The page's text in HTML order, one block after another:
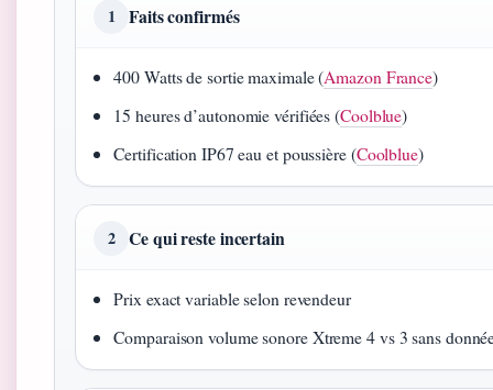
1 Faits confirmés
400 Watts de sortie maximale (Amazon France)
15 heures d’autonomie vérifiées (Coolblue)
Certification IP67 eau et poussière (Coolblue)
2 Ce qui reste incertain
Prix exact variable selon revendeur
Comparaison volume sonore Xtreme 4 vs 3 sans